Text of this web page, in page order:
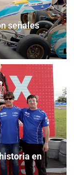
señales
en